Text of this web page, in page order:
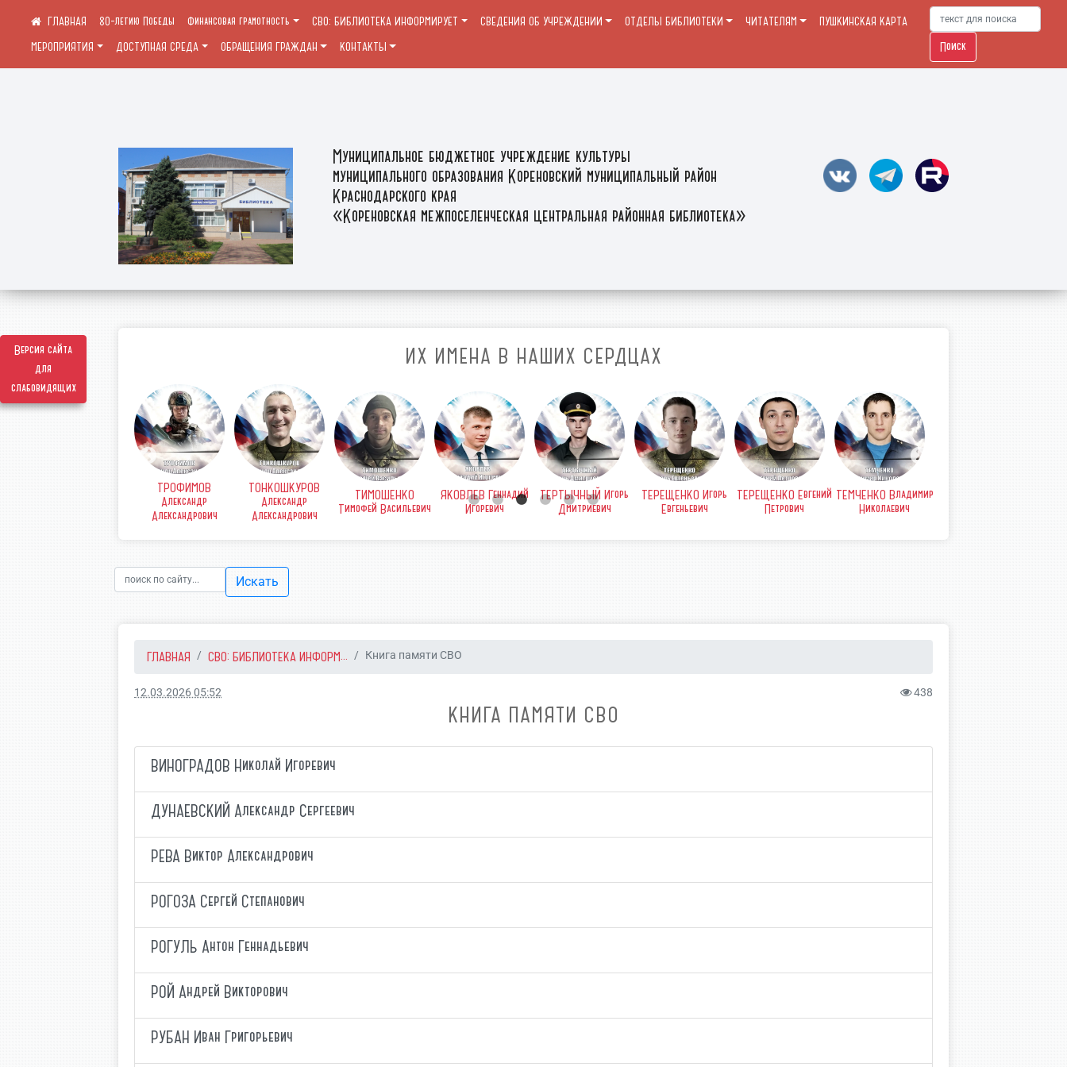
Версия сайта
для
слабовидящих
Муниципальное бюджетное учреждение культуры
муниципального образования Кореновский муниципальный район
Краснодарского края
«Кореновская межпоселенческая центральная районная библиотека»
80-летию Победы Финансовая грамотность СВО: БИБЛИОТЕКА ИНФОРМИРУЕТ СВЕДЕНИЯ ОБ УЧРЕЖДЕНИИ ОТДЕЛЫ БИБЛИОТЕКИ ЧИТАТЕЛЯМ
ПУШКИНСКАЯ КАРТА
МЕРОПРИЯТИЯ
ДОСТУПНАЯ СРЕДА ОБРАЩЕНИЯ ГРАЖДАН КОНТАКТЫ Поиск
ИХ ИМЕНА В НАШИХ СЕРДЦАХ
ТРОФИМОВ
Александр
Александрович
ТОНКОШКУРОВ
Александр
Александрович
ТИМОШЕНКО
Тимофей Васильевич
ЯКОВЛЕВ Геннадий
Игоревич
ТЕРТЫЧНЫЙ Игорь
Дмитриевич
ТЕРЕЩЕНКО Игорь
Евгеньевич
ТЕРЕЩЕНКО Евгений
Петрович
ТЕМЧЕНКО Владимир
Николаевич
Искать
ГЛАВНАЯ СВО: БИБЛИОТЕКА ИНФОРМ... Книга памяти СВО
12.03.2026 05:52 438
КНИГА ПАМЯТИ СВО
ВИНОГРАДОВ Николай Игоревич
ДУНАЕВСКИЙ Александр Сергеевич
РЕВА Виктор Александрович
РОГОЗА Сергей Степанович
РОГУЛЬ Антон Геннадьевич
РОЙ Андрей Викторович
РУБАН Иван Григорьевич